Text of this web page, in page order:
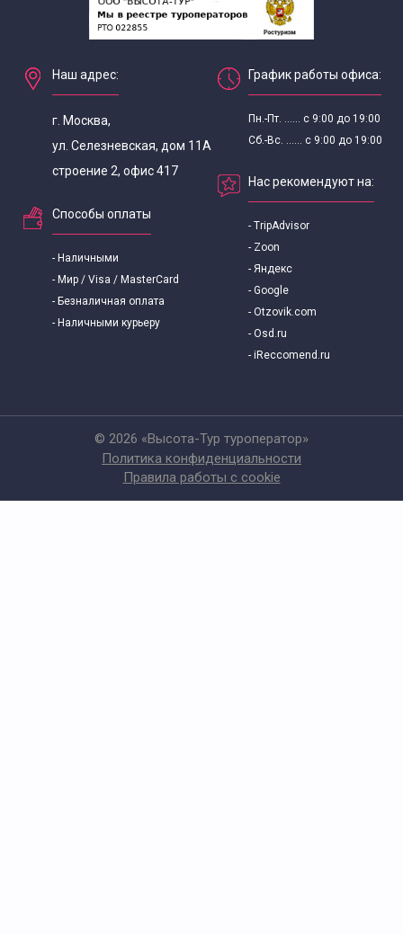
Наш адрес:
г. Москва,
ул. Селезневская, дом 11А
строение 2, офис 417
Способы оплаты
- Наличными
- Мир / Visa / MasterCard
- Безналичная оплата
- Наличными курьеру
График работы офиса:
Пн.-Пт. ...... с 9:00 до 19:00
Сб.-Вс. ...... с 9:00 до 19:00
Нас рекомендуют на:
- TripAdvisor
- Zoon
- Яндекс
- Google
- Otzovik.com
- Osd.ru
- iReccomend.ru
© 2026 «Высота-Тур туроператор»
Политика конфиденциальности
Правила работы с cookie